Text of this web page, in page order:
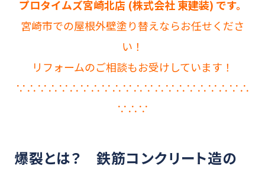
プロタイムズ宮崎北店 (株式会社 東建装) です。
宮崎市での屋根外壁塗り替えならお任せくださ
い！
リフォームのご相談もお受けしています！
∵∴∵∴∵∴∵∴∵∴∵∴∵∴∵∴∵∴∵∴∵∴
∵∴∵
爆裂とは？ 鉄筋コンクリート造の